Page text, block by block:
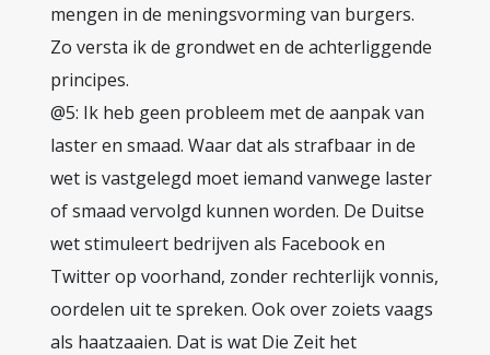
mengen in de meningsvorming van burgers.
Zo versta ik de grondwet en de achterliggende
principes.
@5: Ik heb geen probleem met de aanpak van
laster en smaad. Waar dat als strafbaar in de
wet is vastgelegd moet iemand vanwege laster
of smaad vervolgd kunnen worden. De Duitse
wet stimuleert bedrijven als Facebook en
Twitter op voorhand, zonder rechterlijk vonnis,
oordelen uit te spreken. Ook over zoiets vaags
als haatzaaien. Dat is wat Die Zeit het